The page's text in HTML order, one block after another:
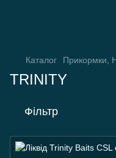
Каталог Прикормки,
TRINITY
Фільтр